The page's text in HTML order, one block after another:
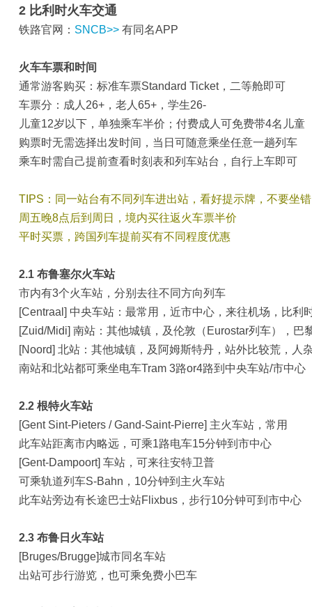
2 比利时火车交通
铁路官网： SNCB>> 有同名APP
火车车票和时间
通常游客购买：标准车票Standard Ticket，二等舱即可
车票分：成人26+，老人65+，学生26-
儿童12岁以下，单独乘车半价；付费成人可免费带4名儿童
购票时无需选择出发时间，当日可随意乘坐任意一趟列车
乘车时需自己提前查看时刻表和列车站台，自行上车即可
TIPS：同一站台有不同列车进出站，看好提示牌，不要坐错
周五晚8点后到周日，境内买往返火车票半价
平时买票，跨国列车提前买有不同程度优惠
2.1 布鲁塞尔火车站
市内有3个火车站，分别去往不同方向列车
[Centraal] 中央车站：最常用，近市中心，来往机场，比利
[Zuid/Midi] 南站：其他城镇，及伦敦（Eurostar列车），巴
[Noord] 北站：其他城镇，及阿姆斯特丹，站外比较荒，人
南站和北站都可乘坐电车Tram 3路or4路到中央车站/市中心
2.2 根特火车站
[Gent Sint-Pieters / Gand-Saint-Pierre] 主火车站，常用
此车站距离市内略远，可乘1路电车15分钟到市中心
[Gent-Dampoort] 车站，可来往安特卫普
可乘轨道列车S-Bahn，10分钟到主火车站
此车站旁边有长途巴士站Flixbus，步行10分钟可到市中心
2.3 布鲁日火车站
[Bruges/Brugge]城市同名车站
出站可步行游览，也可乘免费小巴车